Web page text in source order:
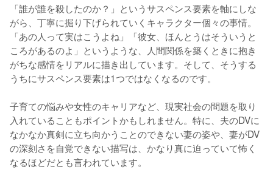
「誰が誰を殺したのか？」というサスペンス要素を軸にしな
がら、丁寧に掘り下げられていくキャラクター個々の事情。
「あの人って実はこうよね」「彼女、ほんとうはそういうと
ころがあるのよ」というような、人間関係を築くときに抱き
がちな感情をリアルに描き出しています。そして、そうする
うちにサスペンス要素は1つではなくなるのです。
子育ての悩みや女性のキャリアなど、現実社会の問題を取り
入れていることもポイントかもしれません。特に、夫のDVに
なかなか真剣に立ち向かうことのできない妻の姿や、妻がDV
の深刻さを自覚できない描写は、かなり真に迫っていて怖く
なるほどだとも言われています。